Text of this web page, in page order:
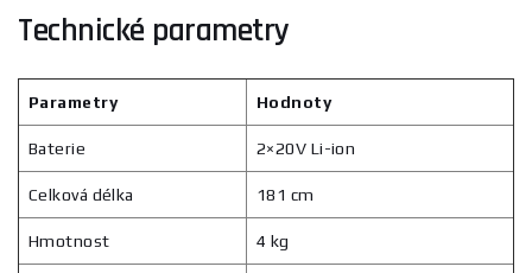
Technické parametry
Parametry Hodnoty
Baterie 2×20V Li-ion
Celková délka 181 cm
Hmotnost 4 kg